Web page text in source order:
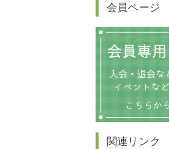
会員ページ
関連リンク